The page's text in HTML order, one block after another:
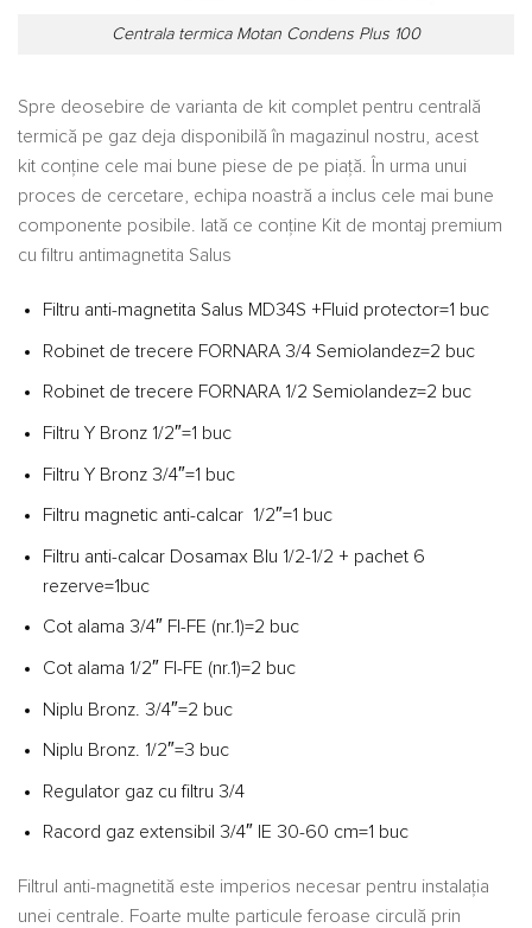
Centrala termica Motan Condens Plus 100
Spre deosebire de varianta de kit complet pentru centrală
termică pe gaz deja disponibilă în magazinul nostru, acest
kit conține cele mai bune piese de pe piață. În urma unui
proces de cercetare, echipa noastră a inclus cele mai bune
componente posibile. Iată ce conține Kit de montaj premium
cu filtru antimagnetita Salus
Filtru anti-magnetita Salus MD34S +Fluid protector=1 buc
Robinet de trecere FORNARA 3/4 Semiolandez=2 buc
Robinet de trecere FORNARA 1/2 Semiolandez=2 buc
Filtru Y Bronz 1/2″=1 buc
Filtru Y Bronz 3/4″=1 buc
Filtru magnetic anti-calcar 1/2″=1 buc
Filtru anti-calcar Dosamax Blu 1/2-1/2 + pachet 6
rezerve=1buc
Cot alama 3/4″ FI-FE (nr.1)=2 buc
Cot alama 1/2″ FI-FE (nr.1)=2 buc
Niplu Bronz. 3/4″=2 buc
Niplu Bronz. 1/2″=3 buc
Regulator gaz cu filtru 3/4
Racord gaz extensibil 3/4″ IE 30-60 cm=1 buc
Filtrul anti-magnetită este imperios necesar pentru instalația
unei centrale. Foarte multe particule feroase circulă prin